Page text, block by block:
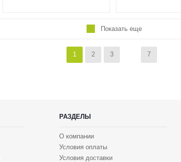
Показать еще
1 2 3 7
РАЗДЕЛЫ
О компании
Условия оплаты
Условия доставки